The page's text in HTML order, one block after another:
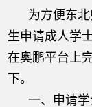
为方便东
生申请成人学
在奥鹏平台上
下。
一、申请